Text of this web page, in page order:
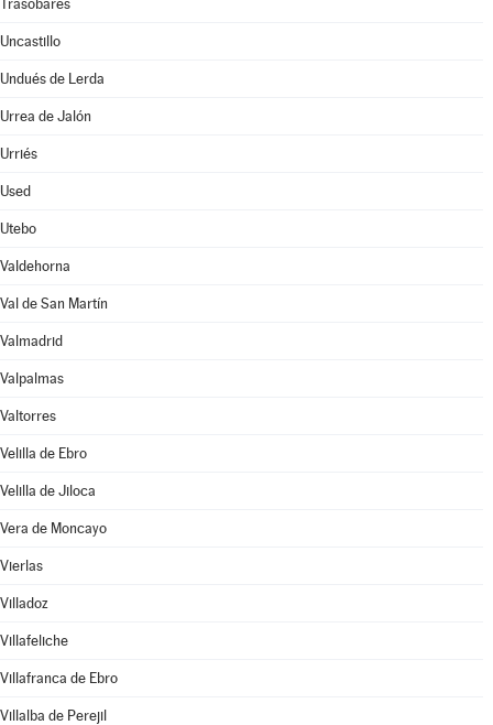
Trasobares
Uncastillo
Undués de Lerda
Urrea de Jalón
Urriés
Used
Utebo
Valdehorna
Val de San Martín
Valmadrid
Valpalmas
Valtorres
Velilla de Ebro
Velilla de Jiloca
Vera de Moncayo
Vierlas
Villadoz
Villafeliche
Villafranca de Ebro
Villalba de Perejil